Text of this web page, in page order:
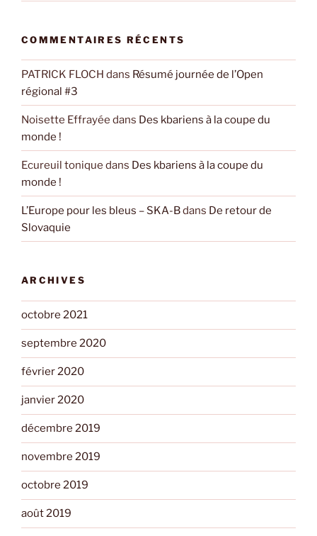
COMMENTAIRES RÉCENTS
PATRICK FLOCH dans Résumé journée de l’Open
régional #3
Noisette Effrayée dans Des kbariens à la coupe du
monde !
Ecureuil tonique dans Des kbariens à la coupe du
monde !
L’Europe pour les bleus – SKA-Bdans De retour de
Slovaquie
ARCHIVES
octobre 2021
septembre 2020
février 2020
janvier 2020
décembre 2019
novembre 2019
octobre 2019
août 2019